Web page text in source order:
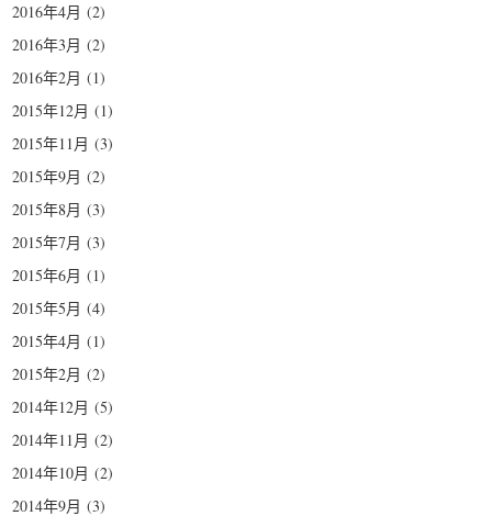
2016年4月 (2)
2016年3月 (2)
2016年2月 (1)
2015年12月 (1)
2015年11月 (3)
2015年9月 (2)
2015年8月 (3)
2015年7月 (3)
2015年6月 (1)
2015年5月 (4)
2015年4月 (1)
2015年2月 (2)
2014年12月 (5)
2014年11月 (2)
2014年10月 (2)
2014年9月 (3)